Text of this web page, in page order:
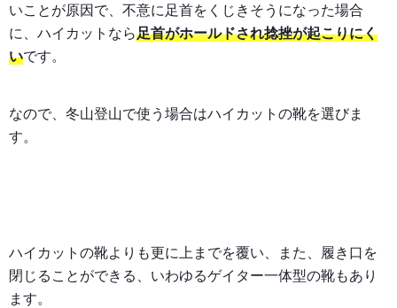
いことが原因で、不意に足首をくじきそうになった場合
に、ハイカットなら足首がホールドされ捻挫が起こりにく
いです。
なので、冬山登山で使う場合はハイカットの靴を選びま
す。
ハイカットの靴よりも更に上までを覆い、また、履き口を
閉じることができる、いわゆるゲイター一体型の靴もあり
ます。